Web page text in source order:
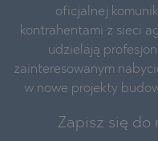
oficjalnej
kontrahentami z sieci
udzielają
zainteresowanym
w nowe projekty
Zapisz się do